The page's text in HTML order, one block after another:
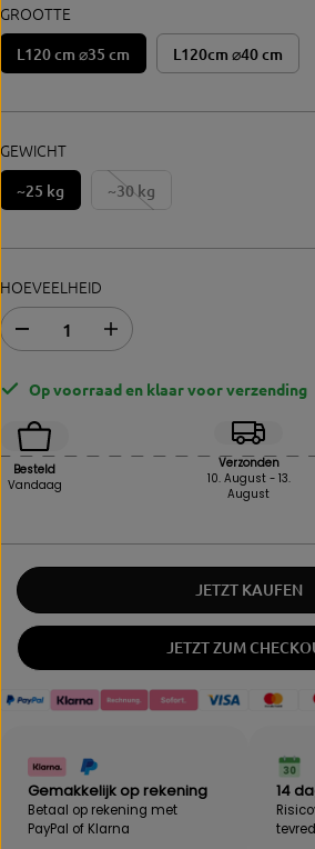
GROOTTE
L120 cm ⌀35 cm L120cm ⌀40 cm
GEWICHT
~25 kg ~30 kg
HOEVEELHEID
f
m
e
v
a
o
e
e
e
h
d
v
o
o
V
e
h
g
e
i
d
r
B
e
Op voorraad en klaar voor verzending
Besteld
Vandaag
Verzonden
10. August - 13.
August
JETZT KAUFEN
JETZT ZUM
Gemakkelijk op rekening
Betaal op rekening met
PayPal of Klarna
14